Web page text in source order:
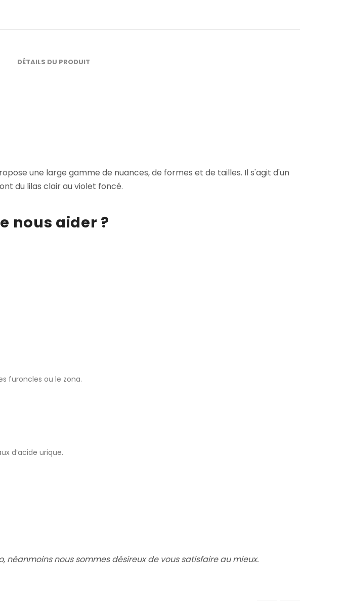
DÉTAILS DU PRODUIT
une large gamme de nuances, de formes et de tailles. Il s'agit d'un
du lilas clair au violet foncé.
nous aider ?
furoncles ou le zona.
d’acide urique.
néanmoins nous sommes désireux de vous satisfaire au mieux.